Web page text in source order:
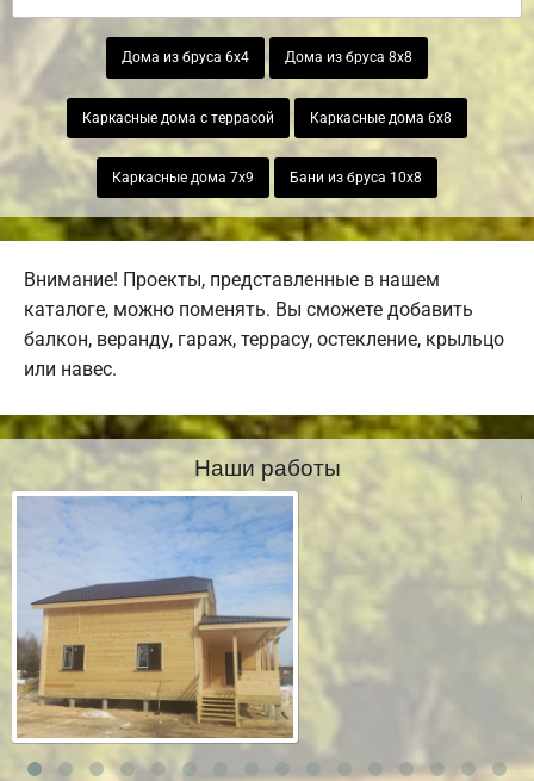
Дома из бруса 6х4 Дома из бруса 8х8
Каркасные дома с террасой Каркасные дома 6х8
Каркасные дома 7х9 Бани из бруса 10х8
Внимание! Проекты, представленные в нашем
каталоге, можно поменять. Вы сможете добавить
балкон, веранду, гараж, террасу, остекление, крыльцо
или навес.
Наши работы